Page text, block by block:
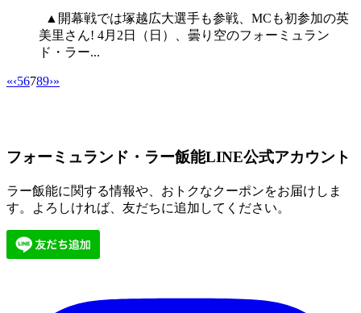
▲開幕戦では塚越広大選手も参戦、MCも初参加の英
美里さん! 4月2日（日）、曇り空のフォーミュラン
ド・ラー...
«‹56789›»
フォーミュランド・ラー飯能LINE公式アカウント
ラー飯能に関する情報や、おトクなクーポンをお届けしま
す。よろしければ、友だちに追加してください。